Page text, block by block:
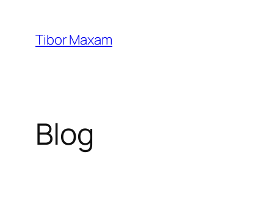
Inhalt
springen
Tibor Maxam
Blog